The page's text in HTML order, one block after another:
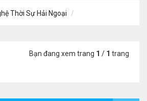
Thời Sự Hải Ngoại
Bạn đang xem trang 1 / 1 trang